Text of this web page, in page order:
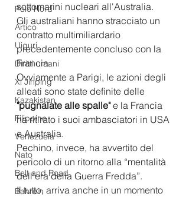
Polo Nord
Artico
Uiguri
Diritti umani
Xi Jinping
Kazakistan
Filippine
Venezuela
Nato
Belt and Road
Bahrein
sottomarini nucleari all'Australia.
Gli australiani hanno stracciato un
contratto multimiliardario
precedentemente concluso con la
Francia.
Ovviamente a Parigi, le azioni degli
alleati sono state definite delle
"pugnalate alle spalle" e la Francia
ha ritirato i suoi ambasciatori in USA
e Australia.
Pechino, invece, ha avvertito del
pericolo di un ritorno alla “mentalità
dell'era della Guerra Fredda”.
Il tutto, arriva anche in un momento